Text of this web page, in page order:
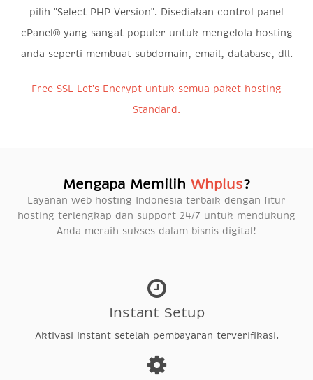
pilih "Select PHP Version". Disediakan control panel
cPanel® yang sangat populer untuk mengelola hosting
anda seperti membuat subdomain, email, database, dll.
Free SSL Let’s Encrypt untuk semua paket hosting
Standard.
Mengapa Memilih Whplus?
Layanan web hosting Indonesia terbaik dengan fitur
hosting terlengkap dan support 24/7 untuk mendukung
Anda meraih sukses dalam bisnis digital!
Instant Setup
Aktivasi instant setelah pembayaran terverifikasi.